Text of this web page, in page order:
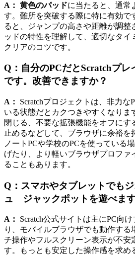
A： 黄色のパッドに当たると、通常
す。難所を突破する際に特に有効で
ると、ジャンプの高さや距離が調整
ッドの特性を理解して、適切なタイ
クリアのコツです。
Q：自分のPCだとScratchプレ
です。改善できますか？
A：
Scratchプロジェクトは、非力な
いる状態だとカクつきやすくなりま
閉じる、不要な拡張機能をオフにす
止めるなどして、ブラウザに余裕を
ノートPCや学校のPCを使っている
げたり、より軽いブラウザプロファ
ることもあります。
Q：スマホやタブレットでも
ュ ジャックポットを遊べま
A：
Scratch公式サイトは主にPC向
り、モバイルブラウザでも動作する
チ操作やフルスクリーン表示が不安
す。もっとも安定した操作感を求め